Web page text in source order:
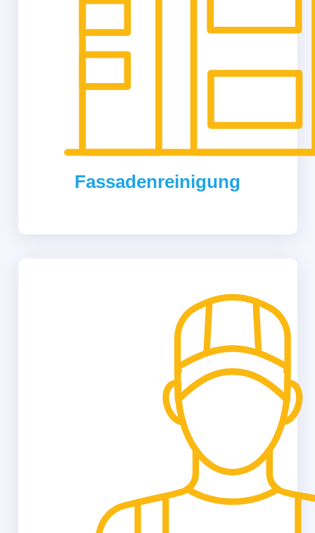
Fassadenreinigung